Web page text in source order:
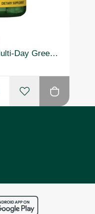
Natures Bounty Multi-Day Green Tea Extract Takviye Edici Gıda 50 Tablet